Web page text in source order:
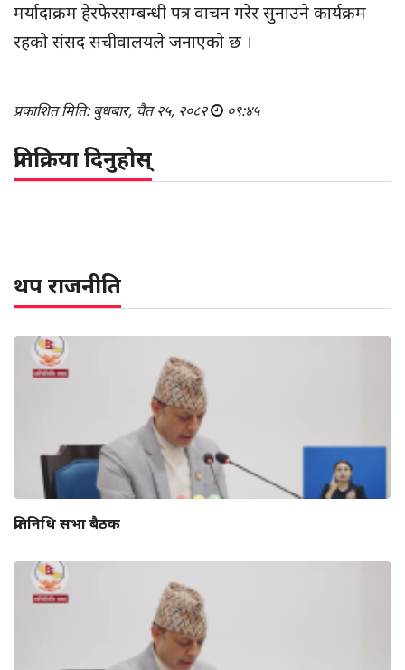
मर्यादाक्रम हेरफेरसम्बन्धी पत्र वाचन गरेर सुनाउने कार्यक्रम
रहको संसद सचीवालयले जनाएको छ ।
प्रकाशित मिति: बुधबार, चैत २५, २०८२ ०९:४५
प्रतिक्रिया दिनुहोस्
थप राजनीति
प्रतिनिधि सभा बैठक